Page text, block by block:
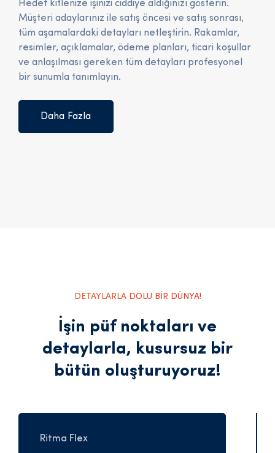
Hedef kitlenize işinizi ciddiye aldığınızı gösterin.
Müşteri adaylarınız ile satış öncesi ve satış sonrası,
tüm aşamalardaki detayları netleştirin. Rakamlar,
resimler, açıklamalar, ödeme planları, ticari koşullar
ve anlaşılması gereken tüm detayları profesyonel
bir sunumla tanımlayın.
Daha Fazla
DETAYLARLA DOLU BİR DÜNYA!
İşin püf noktaları ve
detaylarla, kusursuz bir
bütün oluşturuyoruz!
Ritma Flex